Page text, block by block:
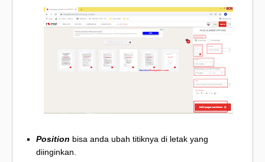
Position bisa anda ubah titiknya di letak yang
diinginkan.